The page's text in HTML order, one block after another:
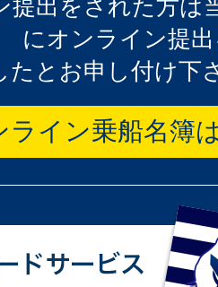
出をされた方は
にオンライン提
たとお申し付け下
ライン乗船名簿